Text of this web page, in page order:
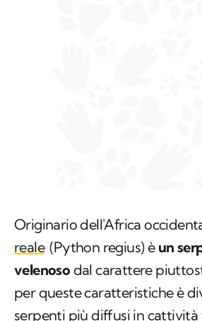
Originario dell'Africa
reale (Python regius) è un
velenoso dal carattere
per queste caratteristiche è
serpenti più diffusi in cattività